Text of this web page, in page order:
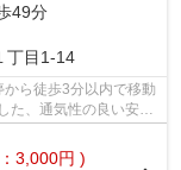
49分
丁目1-14
から徒歩3分以内で移動
た、通気性の良い安心
3,000円 )